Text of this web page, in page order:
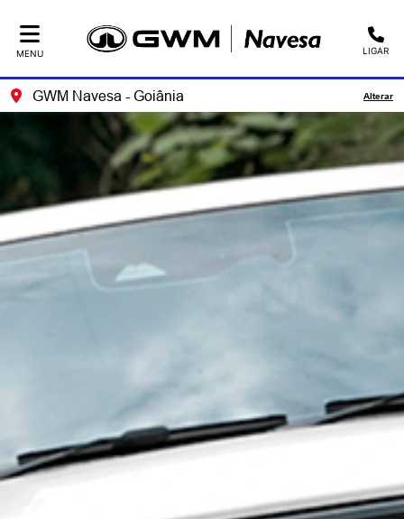
MENU LIGAR
GWM Navesa - Goiânia Alterar